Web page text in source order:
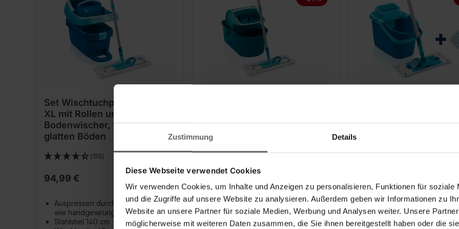
Zustimmung Details
Diese Webseite verwendet Cookies
Wir verwenden Cookies, um Inhalte und Anzeigen zu personalisieren, Funktionen für soziale
und die Zugriffe auf unsere Website zu analysieren. Außerdem geben wir Informationen zu
Website an unsere Partner für soziale Medien, Werbung und Analysen weiter. Unsere
möglicherweise mit weiteren Daten zusammen, die Sie ihnen bereitgestellt haben oder die
Set Wischtuchpresse Profi
XL mit Rollen und
Bodenwischer, für alle
glatten Böden
(155)
94,99 €
Auspressen durch Fußbedienung-
wie handgewrungen
Stahlstiel 140 cm
für alle glatten Böden
Günstigster Preis der letzten 30 Tage:
79,99 €
Auspressen durch
Herunterdrücken des Stiels - wie
alle glatten Böden
Günstigster Preis der letzten 30
29,99 €
Stabileres und
Auspressen durch